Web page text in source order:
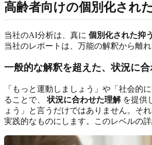
高齢者向けの個別化され
当社のAI分析は、真に 個別化された抑
当社のレポートは、万能の解釈から離
一般的な解釈を超えた、状況に
「もっと運動しましょう」や「社会的
ることで、状況に合わせた理解を提供
ょう」と言うだけではありません。そ
実践的なものにします。このレベルの